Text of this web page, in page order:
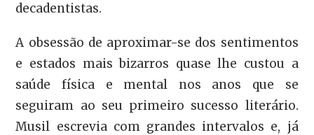
decadentistas.
A obsessão de aproximar-se dos sentimentos
e estados mais bizarros quase lhe custou a
saúde física e mental nos anos que se
seguiram ao seu primeiro sucesso literário.
Musil escrevia com grandes intervalos e, já